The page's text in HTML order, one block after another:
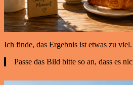
Ich finde, das Ergebnis ist etwas zu viel.
Passe das Bild bitte so an, dass es